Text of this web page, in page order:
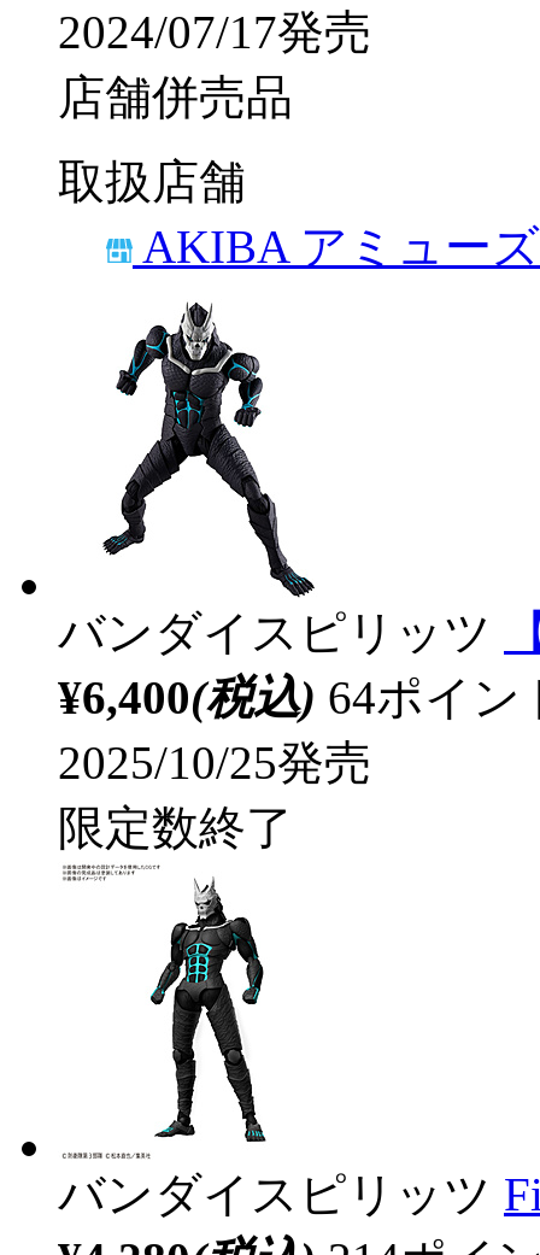
2024/07/17発売
店舗併売品
取扱店舗
AKIBA アミュー
バンダイスピリッツ
¥6,400(税込) 64ポイ
2025/10/25発売
限定数終了
バンダイスピリッツ